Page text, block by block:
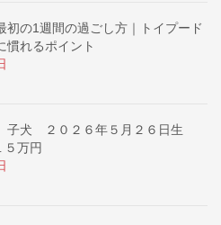
初の1週間の過ごし方｜トイプード
慣れるポイント
子犬 ２０２６年５月２６日生
万円